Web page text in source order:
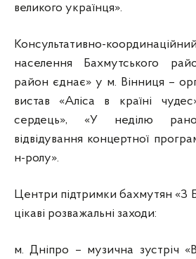
великого українця».
Консультативно-
населення Бахмутського
район єднає» у м. Вінниця –
вистав «Аліса в країні
сердець», «У неділю рано
відвідування концертної
н-ролу».
Центри підтримки бахмутян «З
цікаві розважальні заходи:
м. Дніпро – музична зустріч